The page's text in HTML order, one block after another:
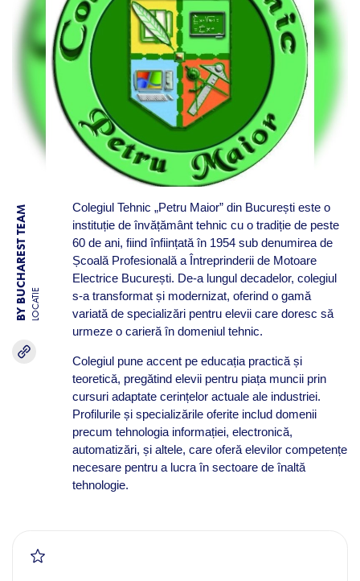
BY BUCHAREST TEAM LOCATIE
Colegiul Tehnic „Petru Maior” din București este o
instituție de învățământ tehnic cu o tradiție de peste
60 de ani, fiind înființată în 1954 sub denumirea de
Școală Profesională a Întreprinderii de Motoare
Electrice București. De-a lungul decadelor, colegiul
s-a transformat și modernizat, oferind o gamă
variată de specializări pentru elevii care doresc să
urmeze o carieră în domeniul tehnic.
Colegiul pune accent pe educația practică și
teoretică, pregătind elevii pentru piața muncii prin
cursuri adaptate cerințelor actuale ale industriei.
Profilurile și specializările oferite includ domenii
precum tehnologia informației, electronică,
automatizări, și altele, care oferă elevilor competențe
necesare pentru a lucra în sectoare de înaltă
tehnologie.